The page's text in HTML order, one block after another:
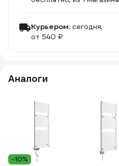
Курьером: сегодня,
от 540 ₽
Аналоги
-10%